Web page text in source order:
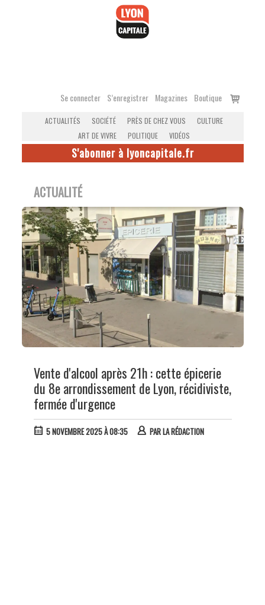
Se connecter S’enregistrer Magazines Boutique
Voir
ACTUALITÉS SOCIÉTÉ PRÈS DE CHEZ VOUS
CULTURE
ART DE VIVRE
POLITIQUE VIDÉOS
S'abonner à lyoncapitale.fr
ACTUALITÉ
Vente d'alcool après 21h : cette épicerie
du 8e arrondissement de Lyon, récidiviste,
fermée d'urgence
5 NOVEMBRE 2025 À 08:35 PARLA RÉDACTION